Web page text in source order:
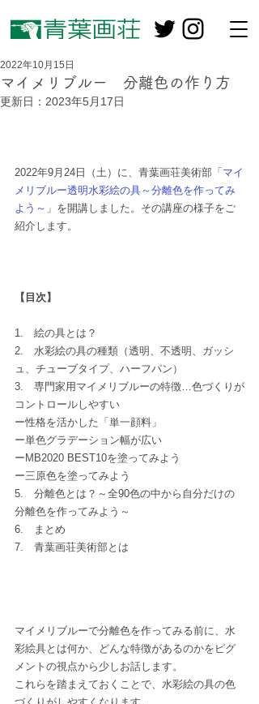
マイメリブルー 分離色の作り方
2022年10月15日
更新日： 2023年5月17日
2022年9月24日（土）に、青葉画荘美術部「 マイ
メリブルー透明水彩絵の具～分離色を作ってみ
よう～ 」を開講しました。その講座の様子をご
紹介します。
【目次】
1.　絵の具とは？
2.　水彩絵の具の種類（透明、不透明、ガッシ
ュ、チューブタイプ、ハーフパン）
3.　専門家用マイメリブルーの特徴…色づくりが
コントロールしやすい
ー性格を活かした「単一顔料」
ー単色グラデーション幅が広い
ーMB2020 BEST10を塗ってみよう
ー三原色を塗ってみよう
5.　分離色とは？～全90色の中から自分だけの
分離色を作ってみよう～
6.　まとめ
7.　青葉画荘美術部とは
マイメリブルーで分離色を作ってみる前に、水
彩絵具とは何か、どんな特徴があるのかをピグ
メントの視点から少しお話します。
これらを踏まえておくことで、水彩絵の具の色